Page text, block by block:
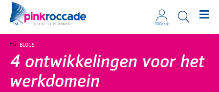
TOPdesk
4 ontwikkelingen voor het
werkdomein
BLOGS